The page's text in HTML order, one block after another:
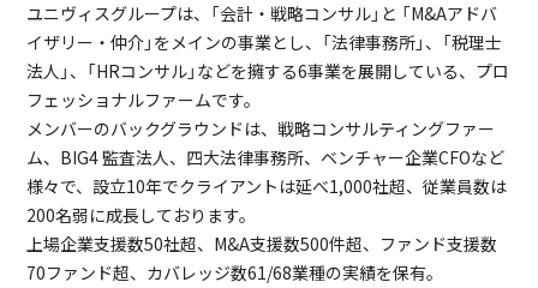
ユニヴィスグループは、「会計・戦略コンサル」と 「M&Aアドバ
イザリー・仲介」をメインの事業とし、「法律事務所」、「税理士
法人」、「HRコンサル」などを擁する6事業を展開している、プロ
フェッショナルファームです。
メンバーのバックグラウンドは、戦略コンサルティングファー
ム、BIG4 監査法人、四大法律事務所、ベンチャー企業CFOなど
様々で、設立10年でクライアントは延べ1,000社超、従業員数は
200名弱に成長しております。
上場企業支援数50社超、M&A支援数500件超、ファンド支援数
70ファンド超、カバレッジ数61/68業種の実績を保有。